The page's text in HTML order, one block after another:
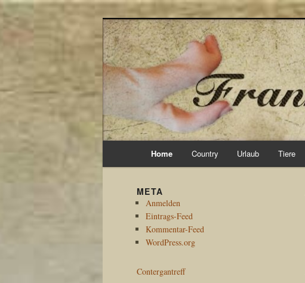
springen
springen
Frank`s Allerlei
Home Country Urlaub Tiere
S
u
e
n
META
Anmelden
Eintrags-Feed
Kommentar-Feed
WordPress.org
Contergantreff